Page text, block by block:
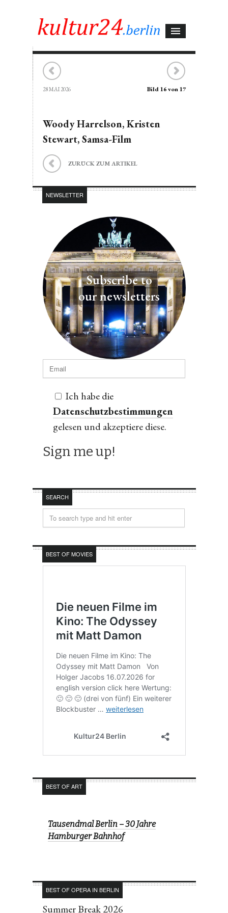
28 MAI 2026 Bild 16 von 17
Woody Harrelson, Kristen
Stewart, Samsa-Film
ZURÜCK ZUM ARTIKEL
NEWSLETTER
Subscribe to
our newsletters
Ich habe die
Datenschutzbestimmungen
gelesen und akzeptiere diese.
SEARCH
BEST OF MOVIES
BEST OF ART
Tausendmal Berlin – 30 Jahre
Hamburger Bahnhof
BEST OF OPERA IN BERLIN
Summer Break 2026